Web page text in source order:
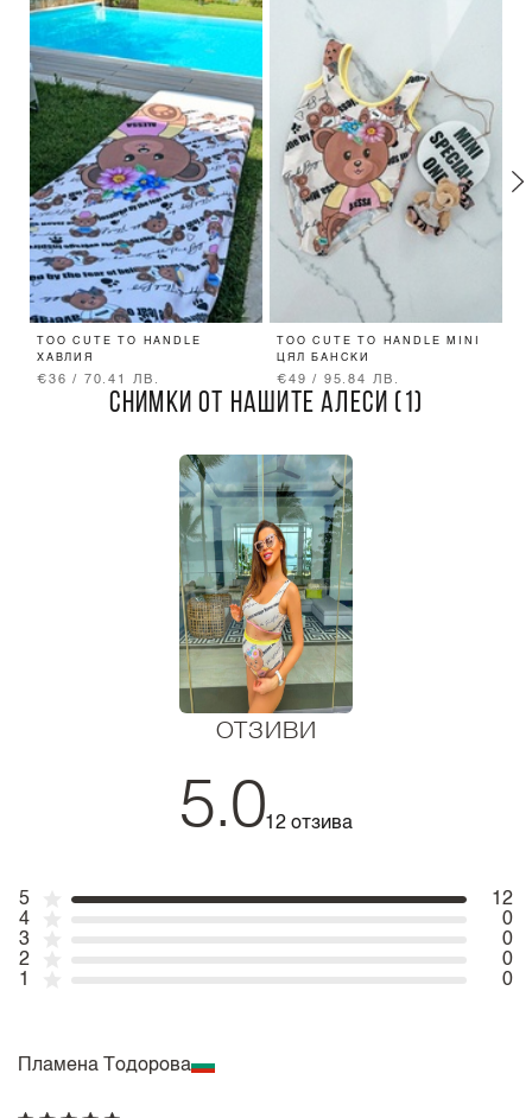
TOO CUTE TO HANDLE
ХАВЛИЯ
€36 / 70.41 ЛВ.
TOO CUTE TO HANDLE MINI
ЦЯЛ БАНСКИ
€49 / 95.84 ЛВ.
СНИМКИ ОТ НАШИТЕ АЛЕСИ (1)
ОТЗИВИ
5.012 отзива
5
12
4
0
3
0
2
0
1
0
Пламена Тодорова